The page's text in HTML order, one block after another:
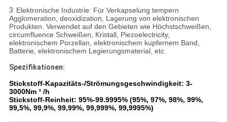
3. Elektronische Industrie: Für Verkapselung tempern
Agglomeration, deoxidization, Lagerung von elektronischen
Produkten. Verwendet auf den Gebieten wie Höchstschweißen,
circumfluence Schweißen, Kristall, Piezoelectricity,
elektronischem Porzellan, elektronischem kupfernem Band,
Batterie, elektronischem Legierungsmaterial, etc.
Spezifikationen:
Stickstoff-Kapazitäts-/Strömungsgeschwindigkeit: 3-
3000Nm ³ /h
Stickstoff-Reinheit: 95%-99.9995% (95%, 97%, 98%, 99%,
99,5%, 99,9%, 99,99%, 99,999%, 99,9995%)